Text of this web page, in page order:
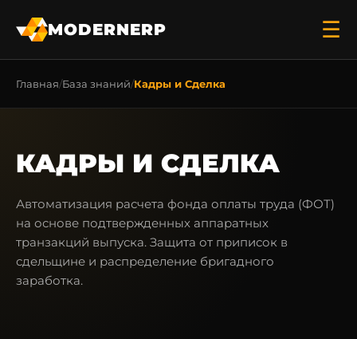
MODERNERP ☰
Главная База знаний Кадры и Сделка
КАДРЫ И СДЕЛКА
Автоматизация расчета фонда оплаты труда (ФОТ)
на основе подтвержденных аппаратных
транзакций выпуска. Защита от приписок в
сдельщине и распределение бригадного
заработка.